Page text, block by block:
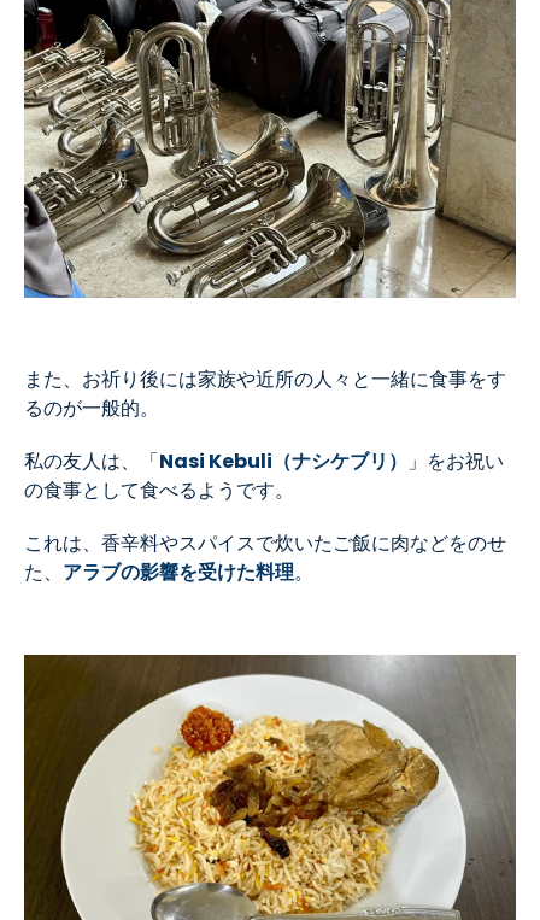
また、お祈り後には家族や近所の人々と一緒に食事をす
るのが一般的。
私の友人は、「Nasi Kebuli（ナシケブリ） 」をお祝い
の食事として食べるようです。
これは、香辛料やスパイスで炊いたご飯に肉などをのせ
た、 アラブの影響を受けた料理。